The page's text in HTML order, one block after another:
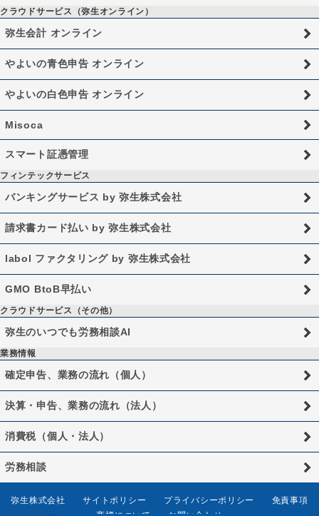
クラウドサービス（弥生オンライン）
弥生会計 オンライン
やよいの青色申告 オンライン
やよいの白色申告 オンライン
Misoca
スマート証憑管理
フィンテックサービス
バンキングサービス by 弥生株式会社
請求書カード払い by 弥生株式会社
labol ファクタリング by 弥生株式会社
GMO BtoB早払い
クラウドサービス（その他）
弥生のいつでも労務相談AI
業務情報
確定申告、業務の流れ（個人）
決算・申告、業務の流れ（法人）
消費税（個人・法人）
労務相談
弥生株式会社 サイトポリシー プライバシーポリシー
免責事項